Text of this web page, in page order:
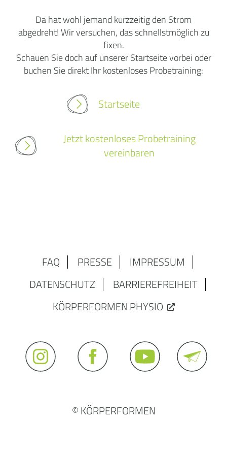
Da hat wohl jemand kurzzeitig den Strom
abgedreht! Wir versuchen, das schnellstmöglich zu
fixen.
Schauen Sie doch auf unserer Startseite vorbei oder
buchen Sie direkt Ihr kostenloses Probetraining:
Startseite
Jetzt kostenloses Probetraining
vereinbaren
FAQ PRESSE
IMPRESSUM
DATENSCHUTZ
BARRIEREFREIHEIT
KÖRPERFORMEN PHYSIO
© KÖRPERFORMEN